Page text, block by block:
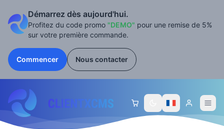
Démarrez dès aujourd'hui.
Profitez du code promo "DEMO" pour une remise de 5%
sur votre première commande.
Commencer Nous contacter
Open